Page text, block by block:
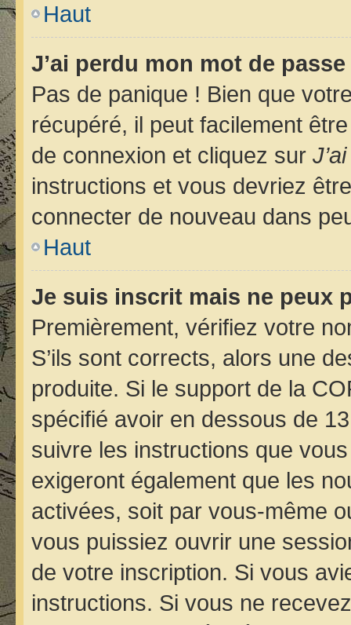
Haut
J’ai perdu mon mot de
Pas de panique ! Bien que
récupéré, il peut facilement
de connexion et cliquez sur
instructions et vous devriez
connecter de nouveau dans
Haut
Je suis inscrit mais ne peux
Premièrement, vérifiez votre
S’ils sont corrects, alors une
produite. Si le support de la
spécifié avoir en dessous de
suivre les instructions que
exigeront également que les
activées, soit par vous-même
vous puissiez ouvrir une
de votre inscription. Si vous
instructions. Si vous ne